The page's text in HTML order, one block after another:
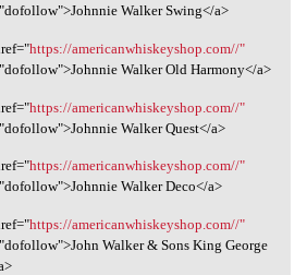
Walker Swing</a>
https://americanwhiskeyshop.com//"
Walker Old Harmony</a>
https://americanwhiskeyshop.com//"
Walker Quest</a>
https://americanwhiskeyshop.com//"
Walker Deco</a>
https://americanwhiskeyshop.com//"
Walker & Sons King George